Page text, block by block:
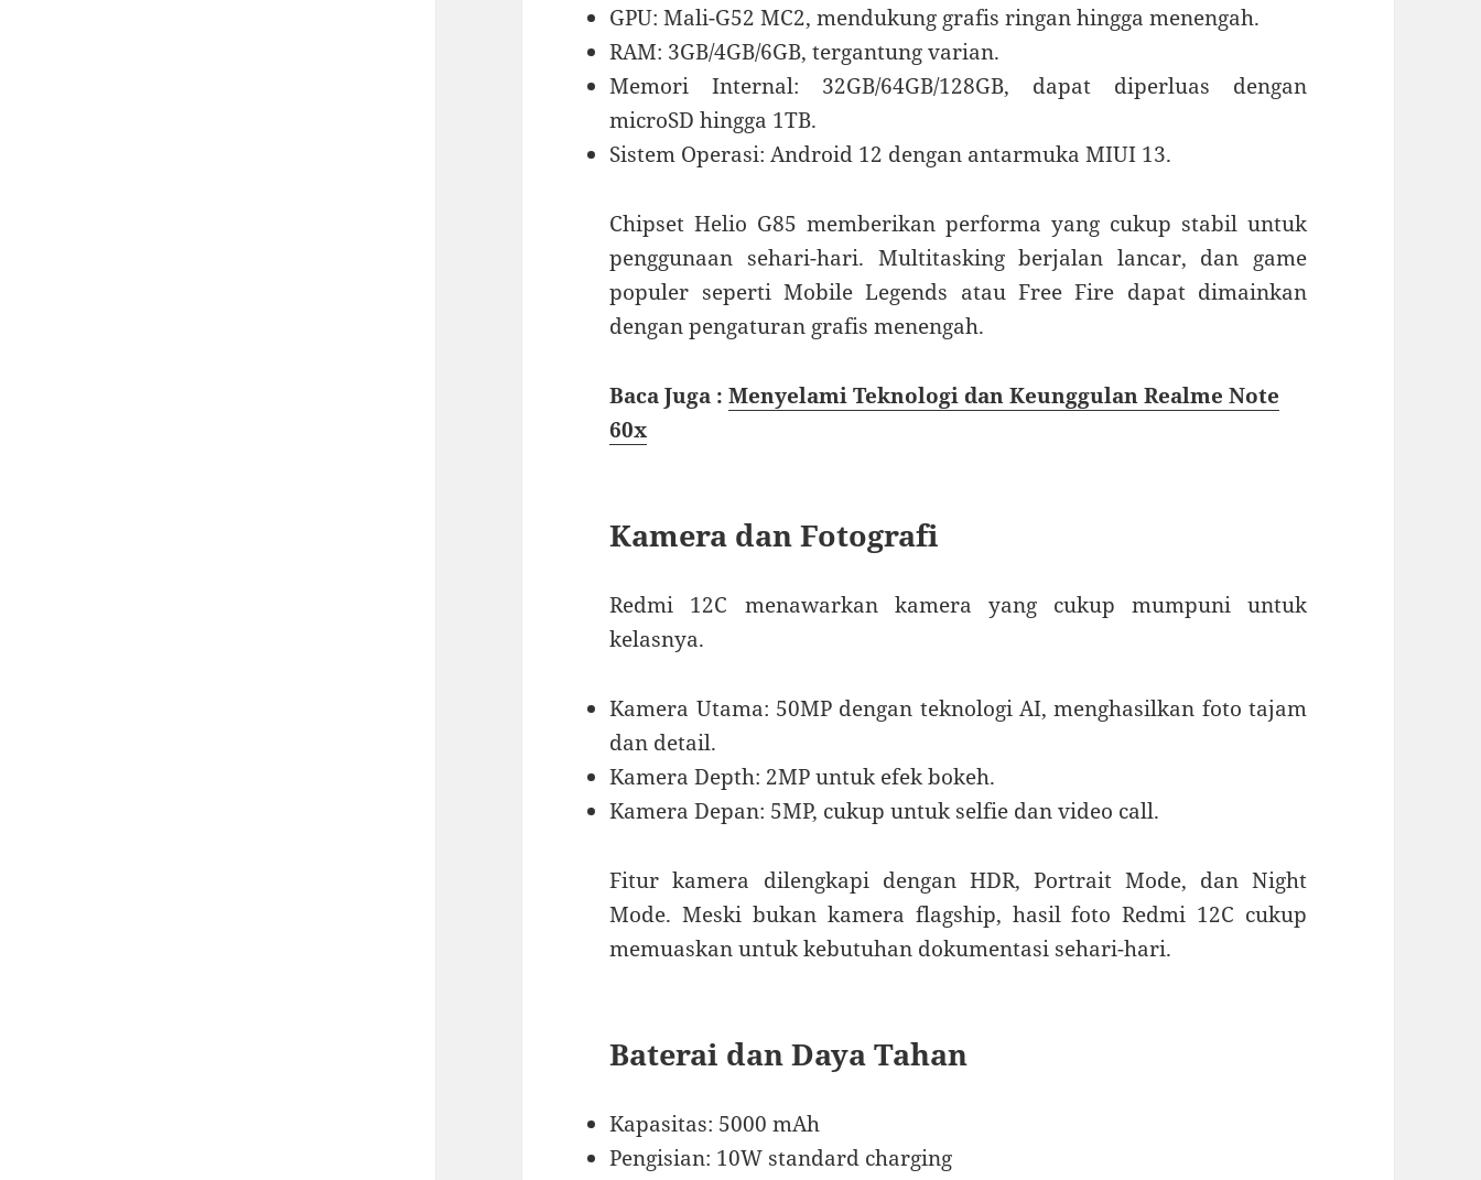
GPU: Mali-G52 MC2, mendukung grafis ringan hingga menengah.
RAM: 3GB/4GB/6GB, tergantung varian.
Memori Internal: 32GB/64GB/128GB, dapat diperluas dengan
microSD hingga 1TB.
Sistem Operasi: Android 12 dengan antarmuka MIUI 13.
Chipset Helio G85 memberikan performa yang cukup stabil untuk
penggunaan sehari-hari. Multitasking berjalan lancar, dan game
populer seperti Mobile Legends atau Free Fire dapat dimainkan
dengan pengaturan grafis menengah.
Baca Juga :Menyelami Teknologi dan Keunggulan Realme Note
60x
Kamera dan Fotografi
Redmi 12C menawarkan kamera yang cukup mumpuni untuk
kelasnya.
Kamera Utama: 50MP dengan teknologi AI, menghasilkan foto tajam
dan detail.
Kamera Depth: 2MP untuk efek bokeh.
Kamera Depan: 5MP, cukup untuk selfie dan video call.
Fitur kamera dilengkapi dengan HDR, Portrait Mode, dan Night
Mode. Meski bukan kamera flagship, hasil foto Redmi 12C cukup
memuaskan untuk kebutuhan dokumentasi sehari-hari.
Baterai dan Daya Tahan
Kapasitas: 5000 mAh
Pengisian: 10W standard charging